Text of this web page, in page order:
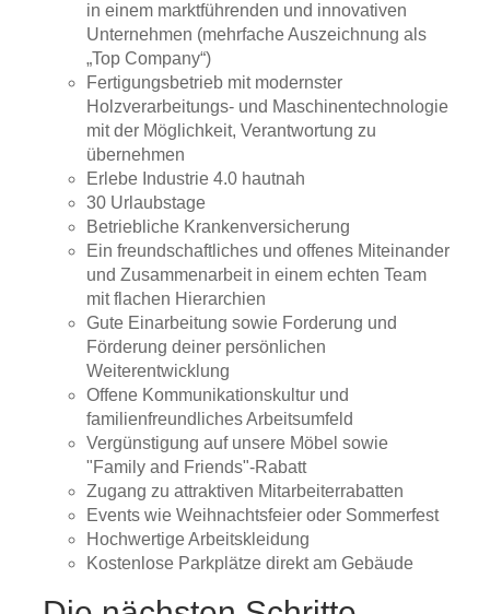
in einem marktführenden und innovativen
Unternehmen (mehrfache Auszeichnung als
„Top Company“)
Fertigungsbetrieb mit modernster
Holzverarbeitungs- und Maschinentechnologie
mit der Möglichkeit, Verantwortung zu
übernehmen
Erlebe Industrie 4.0 hautnah
30 Urlaubstage
Betriebliche Krankenversicherung
Ein freundschaftliches und offenes Miteinander
und Zusammenarbeit in einem echten Team
mit flachen Hierarchien
Gute Einarbeitung sowie Forderung und
Förderung deiner persönlichen
Weiterentwicklung
Offene Kommunikationskultur und
familienfreundliches Arbeitsumfeld
Vergünstigung auf unsere Möbel sowie
"Family and Friends"-Rabatt
Zugang zu attraktiven Mitarbeiterrabatten
Events wie Weihnachtsfeier oder Sommerfest
Hochwertige Arbeitskleidung
Kostenlose Parkplätze direkt am Gebäude